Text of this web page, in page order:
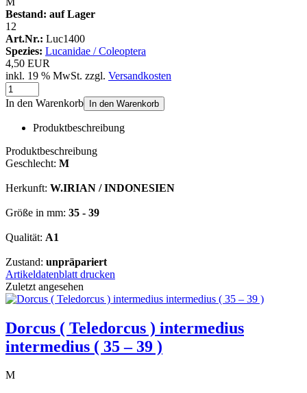
Bestand: auf Lager
12
Art.Nr.: Luc1400
Spezies: Lucanidae / Coleoptera
4,50 EUR
inkl. 19 % MwSt. zzgl. Versandkosten
In den Warenkorb In den Warenkorb
Produktbeschreibung
Produktbeschreibung
Geschlecht: M
Herkunft: W.IRIAN / INDONESIEN
Größe in mm: 35 - 39
Qualität: A1
Zustand: unpräpariert
Artikeldatenblatt drucken
Zuletzt angesehen
Dorcus ( Teledorcus ) intermedius
intermedius ( 35 – 39 )
M